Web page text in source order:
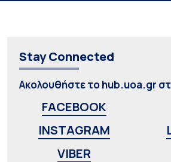
Stay Connected
Ακολουθήστε το hub.uoa.gr
FACEBOOK
INSTAGRAM
VIBER